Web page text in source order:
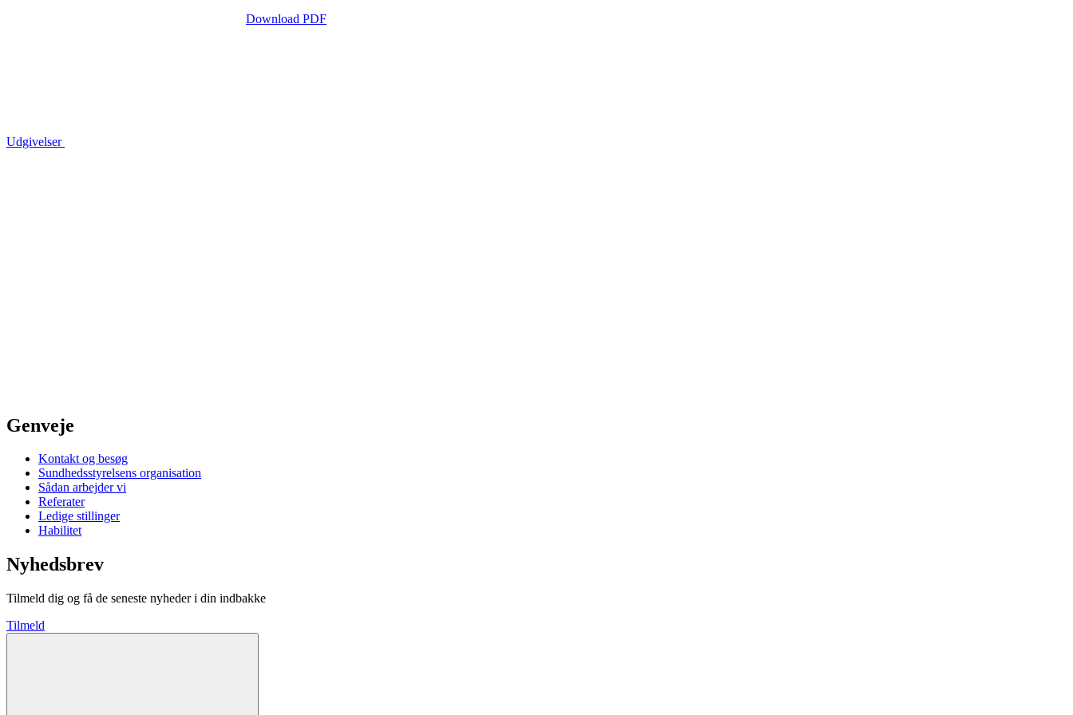
Download PDF
Udgivelser
Genveje
Kontakt og besøg
Sundhedsstyrelsens organisation
Sådan arbejder vi
Referater
Ledige stillinger
Habilitet
Nyhedsbrev
Tilmeld dig og få de seneste nyheder i din indbakke
Tilmeld